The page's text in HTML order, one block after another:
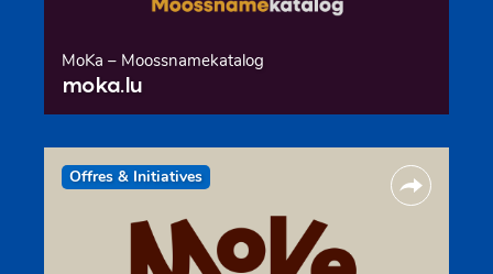
MoKa – Moossnamekatalog
moka.lu
Offres & Initiatives